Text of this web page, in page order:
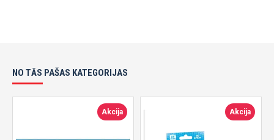
NO TĀS PAŠAS KATEGORIJAS
Akcija Akcija